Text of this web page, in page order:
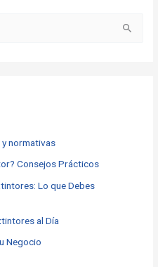
normativas
Consejos Prácticos
Lo que Debes
al Día
Negocio